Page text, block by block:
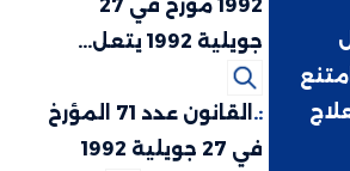
1992 مؤرخ في 27
جويلية 1992 يتعل...
القانون عدد 71 المؤرخ
في 27 جويلية 1992